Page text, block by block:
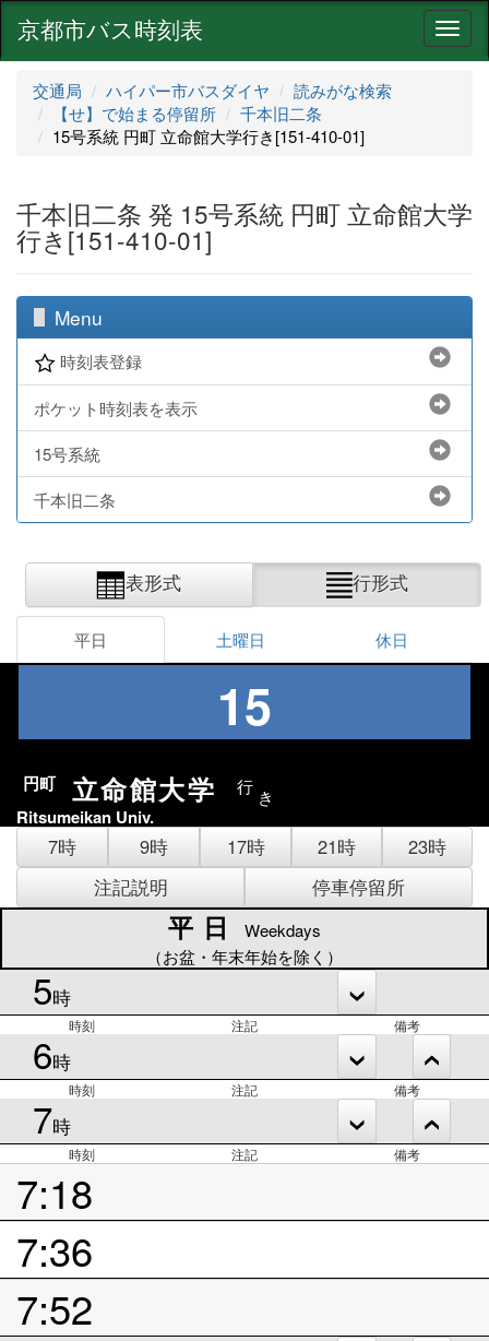
ナ
ビ
京都市バス時刻表
交通局 ハイパー市バスダイヤ
読みがな検索
【せ】で始まる停留所
千本旧二条
15号系統 円町 立命館大学行き[151-410-01]
千本旧二条 発 15号系統 円町 立命館大学
行き[151-410-01]
Menu
時刻表登録
ポケット時刻表を表示
15号系統
千本旧二条
表形式 行形式
平日 土曜日 休日
15
円町 立命館大学 行 き
Ritsumeikan Univ.
7時 9時 17時 21時
23時
注記説明
停車停留所
平日
Weekdays
（お盆・年末年始を除く）
5時
時刻 注記 備考
6時
時刻 注記 備考
7時
時刻 注記 備考
7:18
7:36
7:52